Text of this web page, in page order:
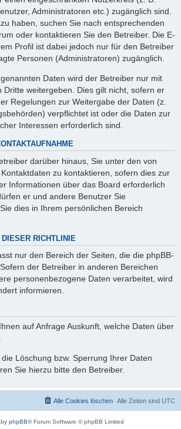
Administratoren etc.) zugänglich sind.
haben, suchen Sie nach entsprechenden
oder kontaktieren Sie den Betreiber. Die E-
Profil ist dabei jedoch nur für den Betreiber
Personen (Administratoren) zugänglich.
Daten wird der Betreiber nur mit
Dritte weitergeben. Dies gilt nicht, sofern er
Regelungen zur Weitergabe der Daten (z.
verpflichtet ist oder die Daten zur
Interessen erforderlich sind.
darüber hinaus, Sie unter den von
zu kontaktieren, sofern dies zur
Informationen über das Board erforderlich
er und andere Benutzer Sie
dies in Ihrem persönlichen Bereich
RICHTLINIE
nur den Bereich der Seiten, die die phpBB-
der Betreiber in anderen Bereichen
personenbezogene Daten verarbeitet, wird
informieren.
auf Anfrage Auskunft, welche Daten über
Löschung bzw. Sperrung Ihrer Daten
Sie hierzu bitte den Betreiber.
Alle Zeiten sind UTC
Alle Cookies löschen
phpBB® Forum Software © phpBB Limited